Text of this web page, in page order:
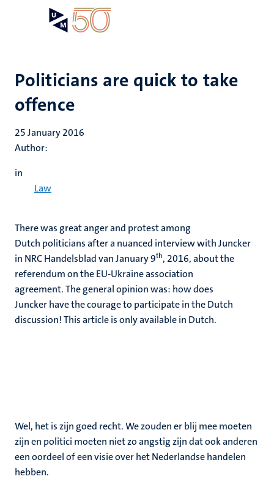
Politicians are quick to take
offence
25 January 2016
Author:
in
Law
There was great anger and protest among
Dutch politicians after a nuanced interview with Juncker
in NRC Handelsblad van January 9th, 2016, about the
referendum on the EU-Ukraine association
agreement. The general opinion was: how does
Juncker have the courage to participate in the Dutch
discussion! This article is only available in Dutch.
Wel, het is zijn goed recht. We zouden er blij mee moeten
zijn en politici moeten niet zo angstig zijn dat ook anderen
een oordeel of een visie over het Nederlandse handelen
hebben.